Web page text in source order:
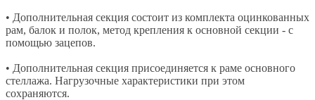
• Дополнительная секция состоит из комплекта оцинкованных
рам, балок и полок, метод крепления к основной секции - с
помощью зацепов.
• Дополнительная секция присоединяется к раме основного
стеллажа. Нагрузочные характеристики при этом
сохраняются.